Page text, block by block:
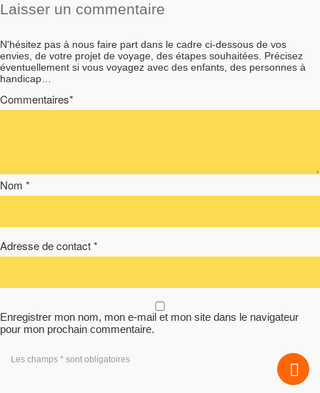
Laisser un commentaire
N'hésitez pas à nous faire part dans le cadre ci-dessous de vos
envies, de votre projet de voyage, des étapes souhaitées. Précisez
éventuellement si vous voyagez avec des enfants, des personnes à
handicap…
Commentaires*
Nom *
Adresse de contact *
Enregistrer mon nom, mon e-mail et mon site dans le navigateur
pour mon prochain commentaire.
Les champs * sont obligatoires